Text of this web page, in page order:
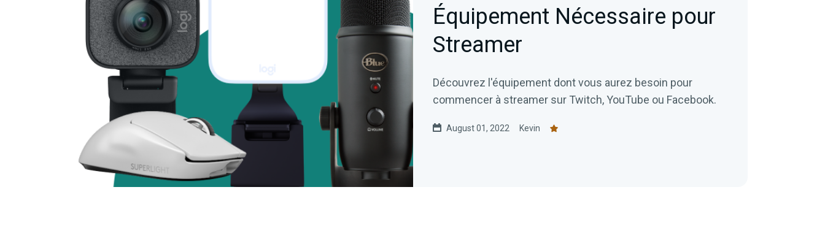
Équipement Nécessaire pour
Streamer
Découvrez l'équipement dont vous aurez besoin pour
commencer à streamer sur Twitch, YouTube ou Facebook.
August 01, 2022 Kevin